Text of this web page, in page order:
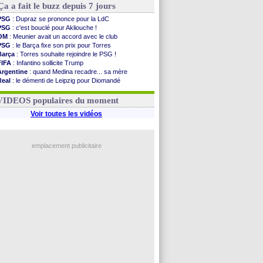
a fait le buzz depuis 7 jours
: Dupraz se prononce pour la LdC
: c'est bouclé pour Akliouche !
: Meunier avait un accord avec le club
: le Barça fixe son prix pour Torres
: Torres souhaite rejoindre le PSG !
: Infantino sollicite Trump
: quand Medina recadre... sa mère
: le démenti de Leipzig pour Diomandé
: le conseiller d'Infantino démissionne !
populaires du moment
Voir toutes les vidéos
emplacement publicitaire